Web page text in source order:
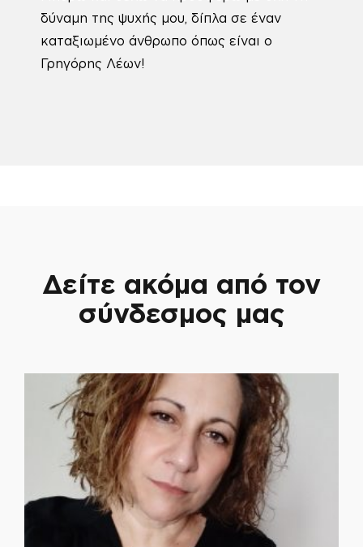
δύναμη της ψυχής μου, δίπλα σε έναν
καταξιωμένο άνθρωπο όπως είναι ο
Γρηγόρης Λέων!
Δείτε ακόμα από τον
σύνδεσμος μας